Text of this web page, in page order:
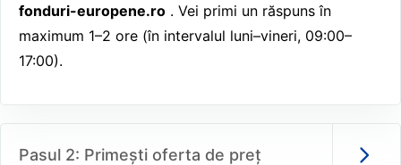
fonduri-europene.ro . Vei primi un răspuns în
maximum 1–2 ore (în intervalul luni–vineri, 09:00–
17:00).
Pasul 2: Primești oferta de preț